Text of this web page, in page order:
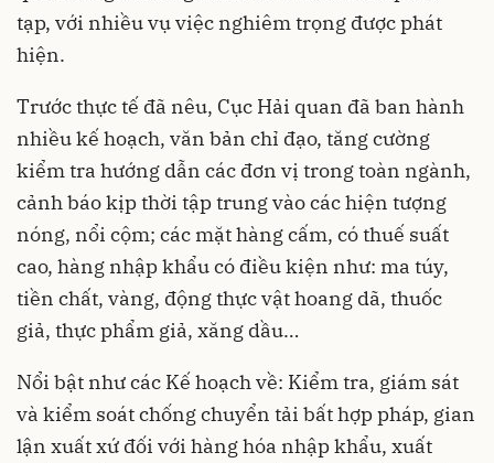
tạp, với nhiều vụ việc nghiêm trọng được phát
hiện.
Trước thực tế đã nêu, Cục Hải quan đã ban hành
nhiều kế hoạch, văn bản chỉ đạo, tăng cường
kiểm tra hướng dẫn các đơn vị trong toàn ngành,
cảnh báo kịp thời tập trung vào các hiện tượng
nóng, nổi cộm; các mặt hàng cấm, có thuế suất
cao, hàng nhập khẩu có điều kiện như: ma túy,
tiền chất, vàng, động thực vật hoang dã, thuốc
giả, thực phẩm giả, xăng dầu…
Nổi bật như các Kế hoạch về: Kiểm tra, giám sát
và kiểm soát chống chuyển tải bất hợp pháp, gian
lận xuất xứ đối với hàng hóa nhập khẩu, xuất